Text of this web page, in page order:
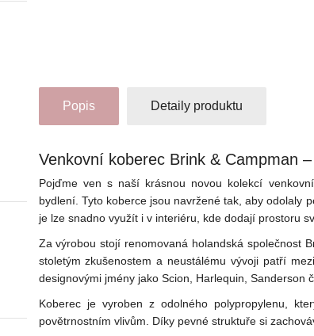
Popis Detaily produktu
Venkovní koberec Brink & Campman
Pojďme ven s naší krásnou novou kolekcí
bydlení. Tyto koberce jsou navržené tak, aby odolaly
je lze snadno využít i v interiéru, kde dodají prostoru
Za výrobou stojí renomovaná holandská společnost
stoletým zkušenostem a neustálému vývoji patří
designovými jmény jako Scion, Harlequin, Sanderson
Koberec je vyroben z odolného polypropylenu,
povětrnostním vlivům. Díky pevné struktuře si